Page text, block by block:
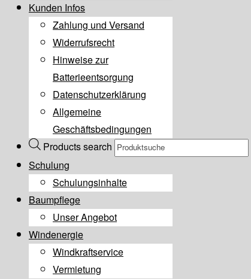
Kunden Infos
Zahlung und Versand
Widerrufsrecht
Hinweise zur
Batterieentsorgung
Datenschutzerklärung
Allgemeine
Geschäftsbedingungen
Products search
Schulung
Schulungsinhalte
Baumpflege
Unser Angebot
Windenergie
Windkraftservice
Vermietung